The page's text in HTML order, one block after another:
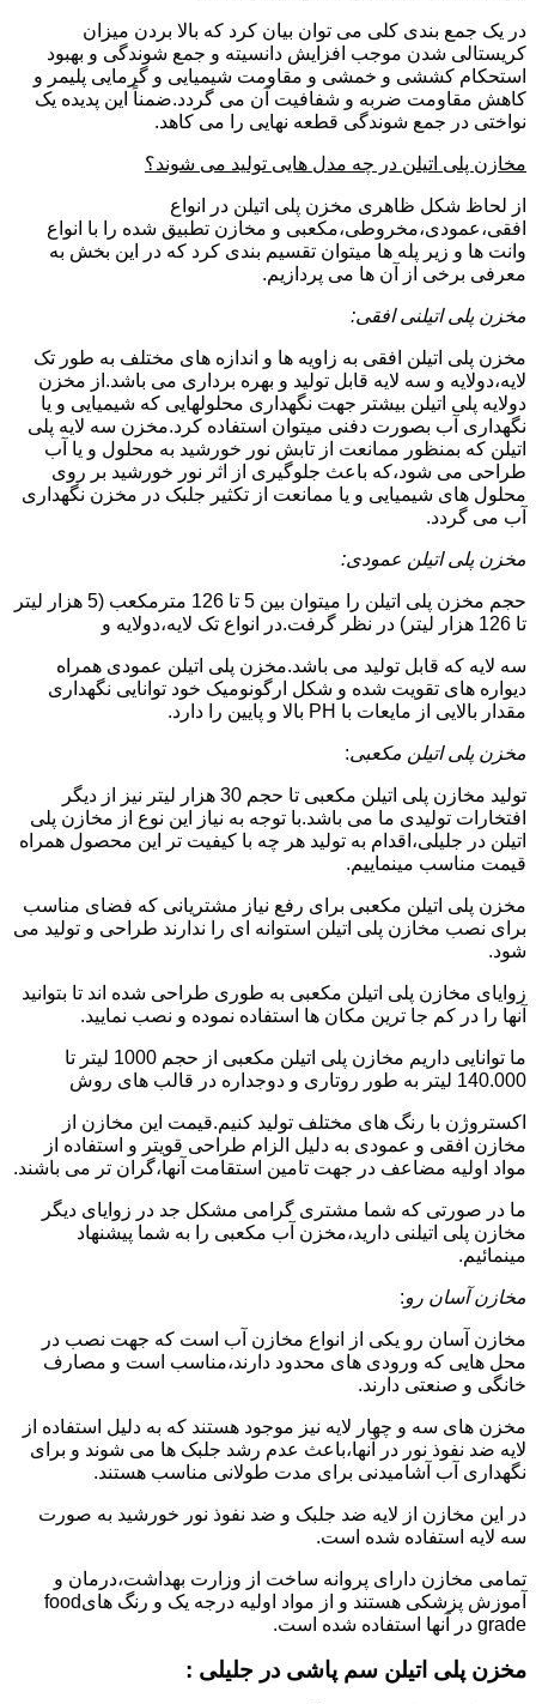
در یک جمع بندی کلی می توان بیان کرد که بالا بردن میزان
کریستالی شدن موجب افزایش دانسیته و جمع شوندگی و بهبود
استحکام کششی و خمشی و مقاومت شیمیایی و گرمایی پلیمر و
کاهش مقاومت ضربه و شفافیت آن می گردد.ضمناً این پدیده یک
نواختی در جمع شوندگی قطعه نهایی را می کاهد.
مخازن پلی اتیلن در چه مدل هایی تولید می شوند؟
از لحاظ شکل ظاهری مخزن پلی اتیلن در انواع
افقی،عمودی،مخروطی،مکعبی و مخازن تطبیق شده را با انواع
وانت ها و زیر پله ها میتوان تقسیم بندی کرد که در این بخش به
معرفی برخی از آن ها می پردازیم.
مخزن پلی اتیلنی افقی:
مخزن پلی اتیلن افقی به زاویه ها و اندازه های مختلف به طور تک
لایه،دولایه و سه لایه قابل تولید و بهره برداری می باشد.از مخزن
دولایه پلی اتیلن بیشتر جهت نگهداری محلولهایی که شیمیایی و یا
نگهداری آب بصورت دفنی میتوان استفاده کرد.مخزن سه لایه پلی
اتیلن که بمنظور ممانعت از تابش نور خورشید به محلول و یا آب
طراحی می شود،که باعث جلوگیری از اثر نور خورشید بر روی
محلول های شیمیایی و یا ممانعت از تکثیر جلبک در مخزن نگهداری
آب می گردد.
مخزن پلی اتیلن عمودی:
حجم مخزن پلی اتیلن را میتوان بین 5 تا 126 مترمکعب (5 هزار لیتر
تا 126 هزار لیتر) در نظر گرفت.در انواع تک لایه،دولایه و
سه لایه که قابل تولید می باشد.مخزن پلی اتیلن عمودی همراه
دیواره های تقویت شده و شکل ارگونومیک خود توانایی نگهداری
مقدار بالایی از مایعات با PH بالا و پایین را دارد.
مخزن پلی اتیلن مکعبی:
تولید مخازن پلی اتیلن مکعبی تا حجم 30 هزار لیتر نیز از دیگر
افتخارات تولیدی ما می باشد.با توجه به نیاز این نوع از مخازن پلی
اتیلن در جلیلی،اقدام به تولید هر چه با کیفیت تر این محصول همراه
قیمت مناسب مینماییم.
مخزن پلی اتیلن مکعبی برای رفع نیاز مشتریانی که فضای مناسب
برای نصب مخازن پلی اتیلن استوانه ای را ندارند طراحی و تولید می
شود.
زوایای مخازن پلی اتیلن مکعبی به طوری طراحی شده اند تا بتوانید
آنها را در کم جا ترین مکان ها استفاده نموده و نصب نمایید.
ما توانایی داریم مخازن پلی اتیلن مکعبی از حجم 1000 لیتر تا
140.000 لیتر به طور روتاری و دوجداره در قالب های روش
اکستروژن با رنگ های مختلف تولید کنیم.قیمت این مخازن از
مخازن افقی و عمودی به دلیل الزام طراحی قویتر و استفاده از
مواد اولیه مضاعف در جهت تامین استقامت آنها،گران تر می باشند.
ما در صورتی که شما مشتری گرامی مشکل جد در زوایای دیگر
مخازن پلی اتیلنی دارید،مخزن آب مکعبی را به شما پیشنهاد
مینمائیم.
مخازن آسان رو:
مخازن آسان رو یکی از انواع مخازن آب است که جهت نصب در
محل هایی که ورودی های محدود دارند،مناسب است و مصارف
خانگی و صنعتی دارند.
مخزن های سه و چهار لایه نیز موجود هستند که به دلیل استفاده از
لایه ضد نفوذ نور در آنها،باعث عدم رشد جلبک ها می شوند و برای
نگهداری آب آشامیدنی برای مدت طولانی مناسب هستند.
در این مخازن از لایه ضد جلبک و ضد نفوذ نور خورشید به صورت
سه لایه استفاده شده است.
تمامی مخازن دارای پروانه ساخت از وزارت بهداشت،درمان و
آموزش پزشکی هستند و از مواد اولیه درجه یک و رنگ هایfood
grade در آنها استفاده شده است.
مخزن پلی اتیلن سم پاشی در جلیلی :